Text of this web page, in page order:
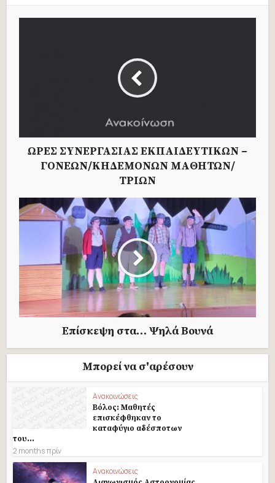
ΩΡΕΣ ΣΥΝΕΡΓΑΣΙΑΣ ΕΚΠΑΙΔΕΥΤΙΚΩΝ –
ΓΟΝΕΩΝ/ΚΗΔΕΜΟΝΩΝ ΜΑΘΗΤΩΝ/
ΤΡΙΩΝ
Επίσκεψη στα… Ψηλά Βουνά
Μπορεί να σ'αρέσουν
Ανακοινώσεις
Βόλος: Μαθητές
επισκέφθηκαν το
καταφύγιο αδέσποτων
του...
2 months πρίν
Ανακοινώσεις